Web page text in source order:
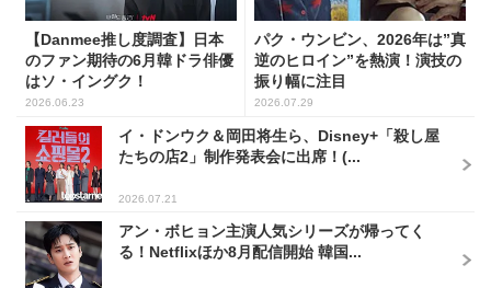
【Danmee推し度調査】日本
のファン期待の6月韓ドラ俳優
はソ・イングク！
2026.06.23
パク・ウンビン、2026年は”真
逆のヒロイン”を熱演！演技の
振り幅に注目
2026.07.29
イ・ドンウク＆岡田将生ら、Disney+「殺し屋
たちの店2」制作発表会に出席！(...
2026.07.21
アン・ボヒョン主演人気シリーズが帰ってく
る！Netflixほか8月配信開始 韓国...